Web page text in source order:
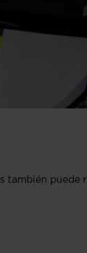
también puede